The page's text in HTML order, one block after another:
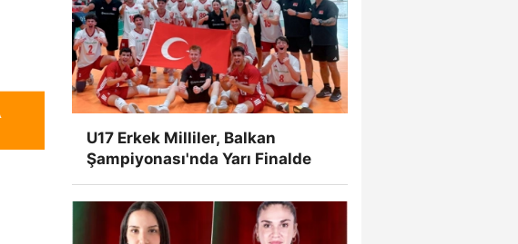
U17 Erkek Milliler, Balkan
Şampiyonası'nda Yarı Finalde